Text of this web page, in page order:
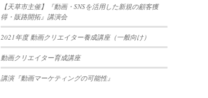
【天草市主催】『動画・SNSを活用した新規の顧客獲
得・販路開拓』講演会
2021年度 動画クリエイター養成講座（一般向け）
動画クリエイター育成講座
講演『動画マーケティングの可能性』